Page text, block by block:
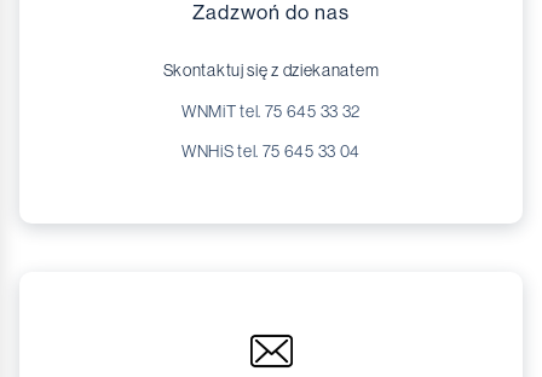
Zadzwoń do nas
Skontaktuj się z dziekanatem
WNMiT tel. 75 645 33 32
WNHiS tel. 75 645 33 04